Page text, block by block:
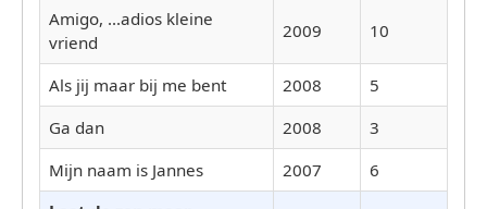
Amigo, ...adios kleine
vriend
2009 10
Als jij maar bij me bent 2008
5
Ga dan
2008
3
Mijn naam is Jannes
2007
6